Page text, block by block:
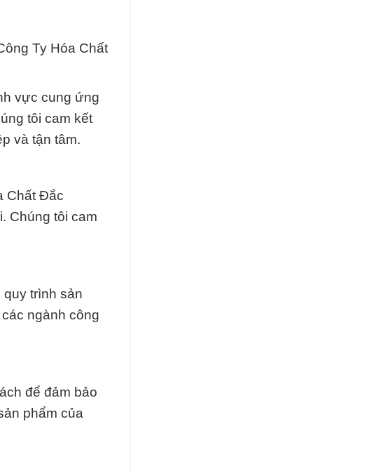
Ty Hóa Chất
vực cung ứng
tôi cam kết
và tận tâm.
Chất Đắc
Chúng tôi cam
quy trình sản
ngành công
để đảm bảo
phẩm của